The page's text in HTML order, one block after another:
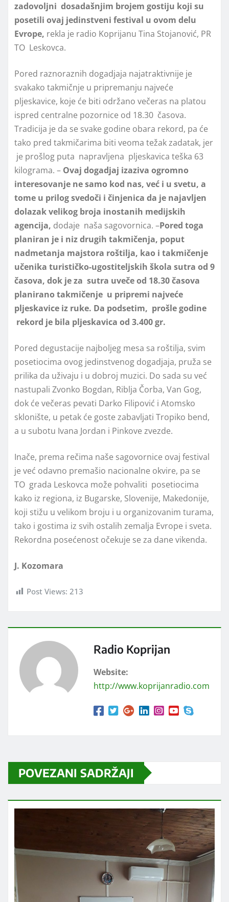
zadovoljni dosadašnjim brojem gostiju koji su
posetili ovaj jedinstveni festival u ovom delu
Evrope, rekla je radio Koprijanu Tina Stojanović, PR
TO Leskovca.
Pored raznoraznih dogadjaja najatraktivnije je
svakako takmičnje u pripremanju najveće
pljeskavice, koje će biti održano večeras na platou
ispred centralne pozornice od 18.30 časova.
Tradicija je da se svake godine obara rekord, pa će
tako pred takmičarima biti veoma težak zadatak, jer
je prošlog puta napravljena pljeskavica teška 63
kilograma. – Ovaj dogadjaj izaziva ogromno
interesovanje ne samo kod nas, već i u svetu, a
tome u prilog svedoči i činjenica da je najavljen
dolazak velikog broja inostanih medijskih
agencija, dodaje naša sagovornica. –Pored toga
planiran je i niz drugih takmičenja, poput
nadmetanja majstora roštilja, kao i takmičenje
učenika turističko-ugostiteljskih škola sutra od 9
časova, dok je za sutra uveče od 18.30 časova
planirano takmičenje u pripremi najveće
pljeskavice iz ruke. Da podsetim, prošle godine
rekord je bila pljeskavica od 3.400 gr.
Pored degustacije najboljeg mesa sa roštilja, svim
posetiocima ovog jedinstvenog dogadjaja, pruža se
prilika da uživaju i u dobroj muzici. Do sada su već
nastupali Zvonko Bogdan, Riblja Čorba, Van Gog,
dok će večeras pevati Darko Filipović i Atomsko
sklonište, u petak će goste zabavljati Tropiko bend,
a u subotu Ivana Jordan i Pinkove zvezde.
Inače, prema rečima naše sagovornice ovaj festival
je već odavno premašio nacionalne okvire, pa se
TO grada Leskovca može pohvaliti posetiocima
kako iz regiona, iz Bugarske, Slovenije, Makedonije,
koji stižu u velikom broju i u organizovanim turama,
tako i gostima iz svih ostalih zemalja Evrope i sveta.
Rekordna posećenost očekuje se za dane vikenda.
J. Kozomara
Post Views: 213
Radio Koprijan
Website:
http://www.koprijanradio.com
POVEZANI SADRŽAJI